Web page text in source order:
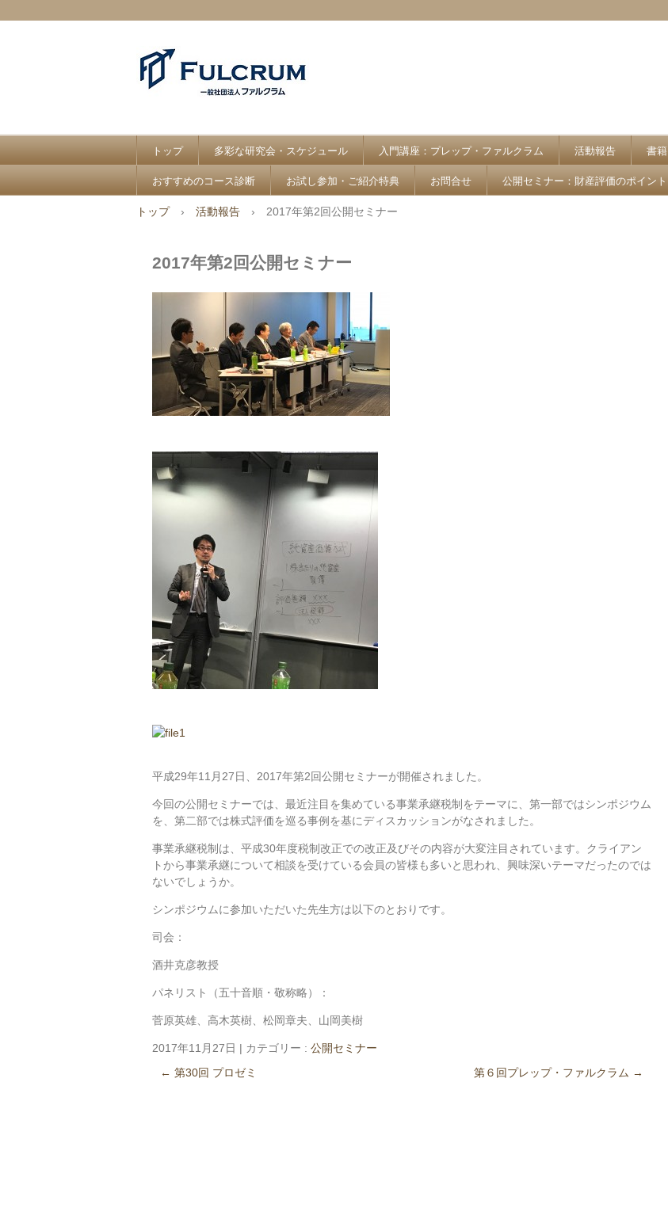
トップ 多彩な研究会・スケジュール 入門講座：プレップ・ファルクラム 活動報告 書籍
おすすめのコース診断 お試し参加・ご紹介特典 お問合せ 公開セミナー：財産評価のポイント
トップ › 活動報告 › 2017年第2回公開セミナー
2017年第2回公開セミナー
平成29年11月27日、2017年第2回公開セミナーが開催されました。
今回の公開セミナーでは、最近注目を集めている事業承継税制をテーマに、第一部ではシンポジウム
を、第二部では株式評価を巡る事例を基にディスカッションがなされました。
事業承継税制は、平成30年度税制改正での改正及びその内容が大変注目されています。クライアン
トから事業承継について相談を受けている会員の皆様も多いと思われ、興味深いテーマだったのでは
ないでしょうか。
シンポジウムに参加いただいた先生方は以下のとおりです。
司会：
酒井克彦教授
パネリスト（五十音順・敬称略）：
菅原英雄、高木英樹、松岡章夫、山岡美樹
2017年11月27日 | カテゴリー : 公開セミナー
← 第30回 プロゼミ 第６回プレップ・ファルクラム →